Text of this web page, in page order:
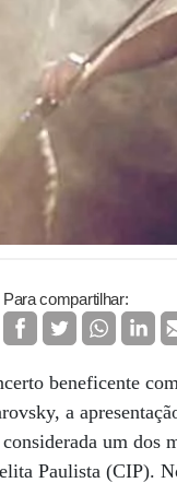
Para compartilhar:
beneficente
a
um dos
Paulista (CIP).